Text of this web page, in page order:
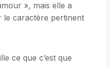
», mais elle a
le caractère pertinent
ce que c’est que